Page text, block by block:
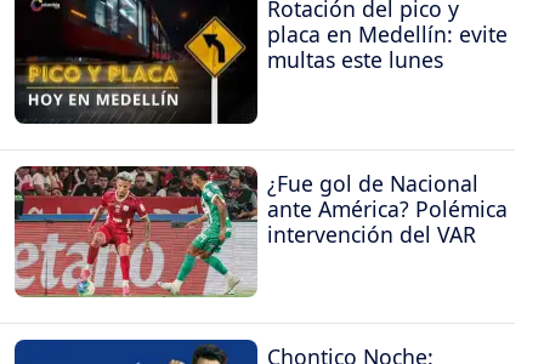
Rotación del pico y
placa en Medellín: evite
multas este lunes
¿Fue gol de Nacional
ante América? Polémica
intervención del VAR
Chontico Noche: